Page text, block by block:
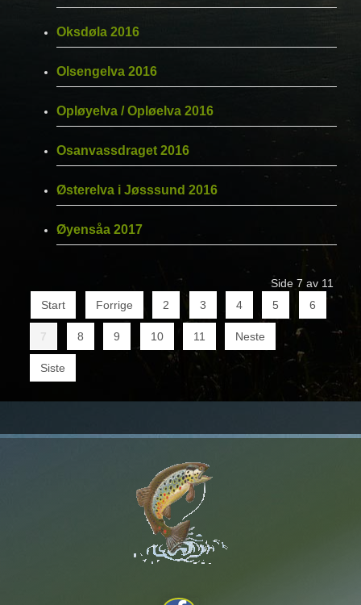
Oksdøla 2016
Olsengelva 2016
Opløyelva / Opløelva 2016
Osanvassdraget 2016
Østerelva i Jøsssund 2016
Øyensåa 2017
Side 7 av 11
Start
Forrige 2 3 4 5 6
7 8 9 10 11 Neste
Siste